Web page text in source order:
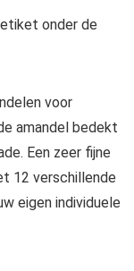
onder de
voor
amandel bedekt
Een zeer fijne
12 verschillende
eigen individuele